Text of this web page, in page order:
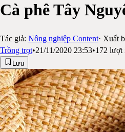
Cà phê Tây
Tác giả: Nông nghiệp Content· Xuất
Trồng trọt•21/11/2020 23:53•172 lượt
Lưu